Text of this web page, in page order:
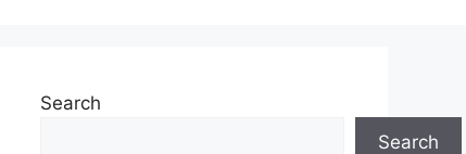
Search
Search